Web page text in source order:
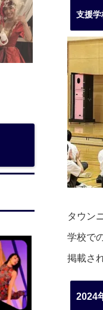
支援学
タウン
学校で
掲載さ
2024